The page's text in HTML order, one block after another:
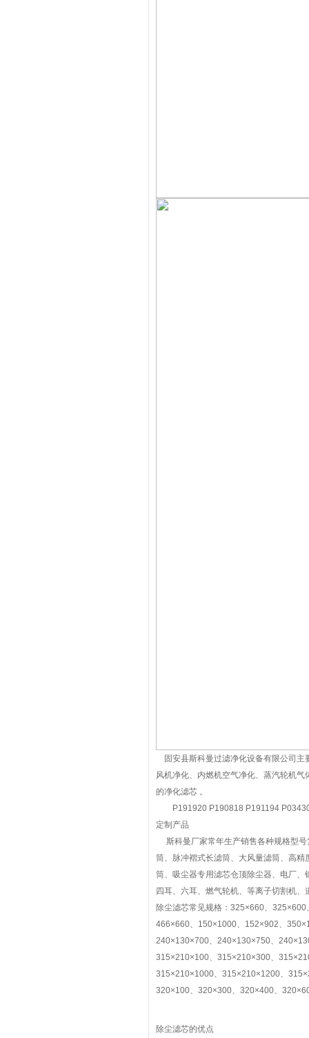
固安县斯科曼过滤净化设备有限公司主
风机净化、内燃机空气净化、蒸汽轮机
的净化滤芯 。
P191920 P190818 P191194
定制产品
斯科曼厂家常年生产销售各种规格型号
筒、脉冲褶式长滤筒、大风量滤筒、高
筒、吸尘器专用滤芯仓顶除尘器、电厂
四耳、六耳、燃气轮机、等离子切割机
除尘滤芯常见规格：325×660、
466×660、150×1000、152×902、
240×130×700、240×130×750、
315×210×100、315×210×300、
315×210×1000、315×210×1200、
320×100、320×300、320×400、
除尘滤芯的优点